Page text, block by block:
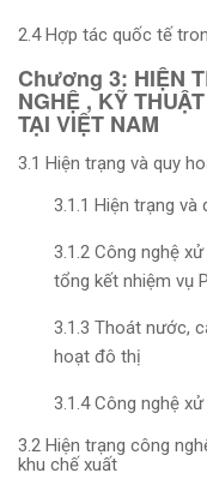
2.4 Hợp tác quốc tế
Chương 3: HIỆN
NGHỆ , KỸ
TẠI VIỆT NAM
3.1 Hiện trạng và quy
3.1.1 Hiện trạng
3.1.2 Công nghệ
tổng kết nhiệm vụ
3.1.3 Thoát nước,
hoạt đô thị
3.1.4 Công nghệ
3.2 Hiện trạng công
khu chế xuất